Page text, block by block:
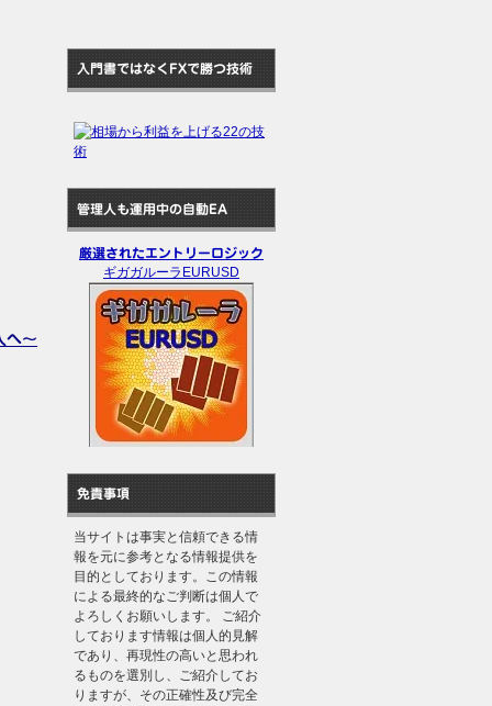
へ～
入門書ではなくFXで勝つ技術
管理人も運用中の自動EA
厳選されたエントリーロジック
ギガガルーラEURUSD
免責事項
当サイトは事実と信頼できる情
報を元に参考となる情報提供を
目的としております。この情報
による最終的なご判断は個人で
よろしくお願いします。 ご紹介
しております情報は個人的見解
であり、再現性の高いと思われ
るものを選別し、ご紹介してお
りますが、その正確性及び完全